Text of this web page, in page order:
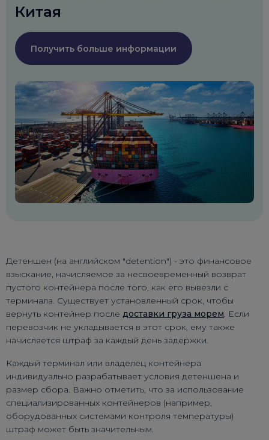
Китая
Получить больше информации
Детеншен (на английском "detention") - это финансовое
взыскание, начисляемое за несвоевременный возврат
пустого контейнера после того, как его вывезли с
терминала. Существует установленный срок, чтобы
вернуть контейнер после доставки груза морем. Если
перевозчик не укладывается в этот срок, ему также
начисляется штраф за каждый день задержки.
Каждый терминал или владелец контейнера
индивидуально разрабатывает условия детеншена и
размер сбора. Важно отметить, что за использование
специализированных контейнеров (например,
оборудованных системами контроля температуры)
штраф может быть значительным.